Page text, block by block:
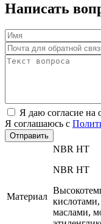
Написать
Я даю согласие на
Я соглашаюсь с
Отправить
Материал
NBR HT
NBR HT
маслами,